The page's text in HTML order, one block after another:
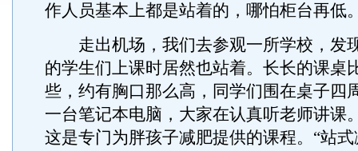
作人员基本上都是站着的，哪怕柜台再低
走出机场，我们去参观一所学校，发
的学生们上课时居然也站着。长长的课桌
些，约有胸口那么高，同学们围在桌子四
一台笔记本电脑，大家在认真听老师讲课
这是专门为胖孩子减肥提供的课程。“站